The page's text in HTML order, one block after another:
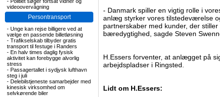
videoovervågning
Persontransport
- Unge kan rejse billigere ved at
vælge en passende billetløsning
- Trafikselskab tilbyder gratis
transport til festuge i Randers
- En halv times daglig fysisk
aktivitet kan forebygge alvorlig
stress
- Passagertallet i sydjysk lufthavn
steg i juli
- Delebilstjeneste samarbejder med
kinesisk virksomhed om
selvkørende biler
- Danmark spiller en vigtig rolle i
anlæg styrker vores tilstedeværelse
partnerskaber med kunder, der
bæredygtighed, sagde Steven
H.Essers forventer, at anlægget på
arbejdspladser i Ringsted.
Lidt om H.Essers: